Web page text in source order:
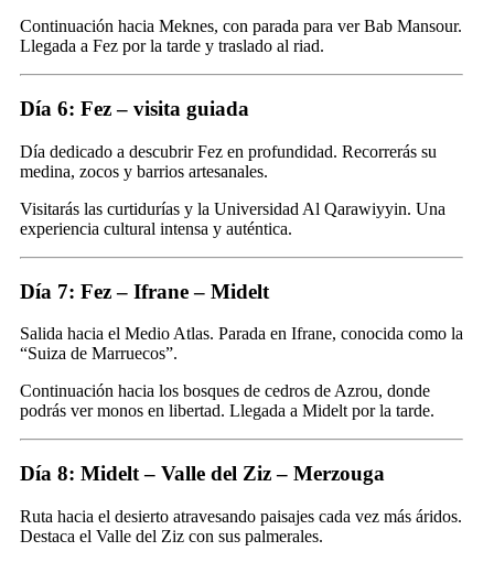
Continuación hacia Meknes, con parada para ver Bab Mansour.
Llegada a Fez por la tarde y traslado al riad.
Día 6: Fez – visita guiada
Día dedicado a descubrir Fez en profundidad. Recorrerás su
medina, zocos y barrios artesanales.
Visitarás las curtidurías y la Universidad Al Qarawiyyin. Una
experiencia cultural intensa y auténtica.
Día 7: Fez – Ifrane – Midelt
Salida hacia el Medio Atlas. Parada en Ifrane, conocida como la
“Suiza de Marruecos”.
Continuación hacia los bosques de cedros de Azrou, donde
podrás ver monos en libertad. Llegada a Midelt por la tarde.
Día 8: Midelt – Valle del Ziz – Merzouga
Ruta hacia el desierto atravesando paisajes cada vez más áridos.
Destaca el Valle del Ziz con sus palmerales.